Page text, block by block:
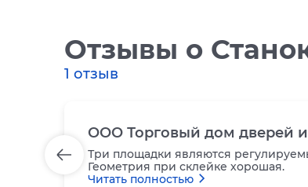
Отзывы о
1 отзыв
ООО Торговый дом дверей и
Три площадки являются
Геометрия при склейке хорошая.
Читать полностью